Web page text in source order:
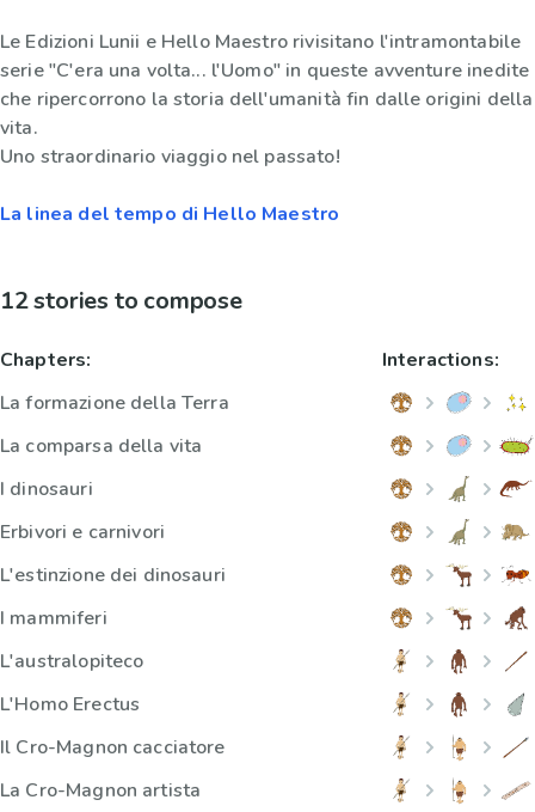
Le Edizioni Lunii e Hello Maestro rivisitano l'intramontabile
serie "C'era una volta... l'Uomo" in queste avventure inedite
che ripercorrono la storia dell'umanità fin dalle origini della
vita.
Uno straordinario viaggio nel passato!
La linea del tempo di Hello Maestro
12 stories to compose
Chapters:
La formazione della Terra
La comparsa della vita
I dinosauri
Erbivori e carnivori
L'estinzione dei dinosauri
I mammiferi
L'australopiteco
L'Homo Erectus
Il Cro-Magnon cacciatore
La Cro-Magnon artista
Interactions: